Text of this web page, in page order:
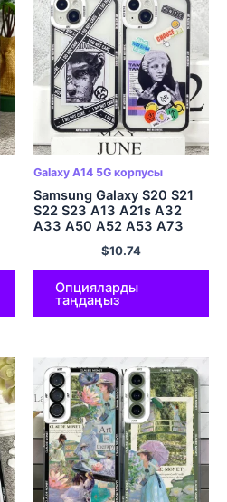
Galaxy A14 5G корпусы
Samsung Galaxy S20 S21
S22 S23 A13 A21s A32
A33 A50 A52 A53 A73
A54 A14 жұмсақ
мұқабалы Өнер
эстетикасы Дэвид мүсіні
үшін корпус
$10.74
Опцияларды
таңдаңыз